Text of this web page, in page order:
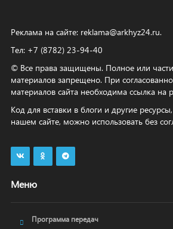
Реклама на сайте: reklama@arkhyz24.ru.
Тел: +7 (8782) 23‑94‑40
© Все права защищены. Полное или
материалов запрещено. При
материалов сайта необходима ссылка на
Код для вставки в блоги и другие
нашем сайте, можно использовать без
Меню
Программа передач